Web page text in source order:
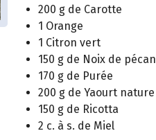
200 g de Carotte
1 Orange
1 Citron vert
150 g de Noix de pécan
170 g de Purée
200 g de Yaourt nature
150 g de Ricotta
2 c. à s. de Miel